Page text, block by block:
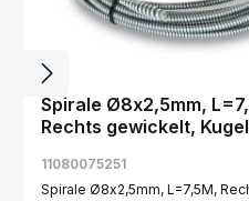
Spirale Ø8x2,5mm,
Rechts gewickelt,
11080075251
Spirale Ø8x2,5mm, L=7,5M,